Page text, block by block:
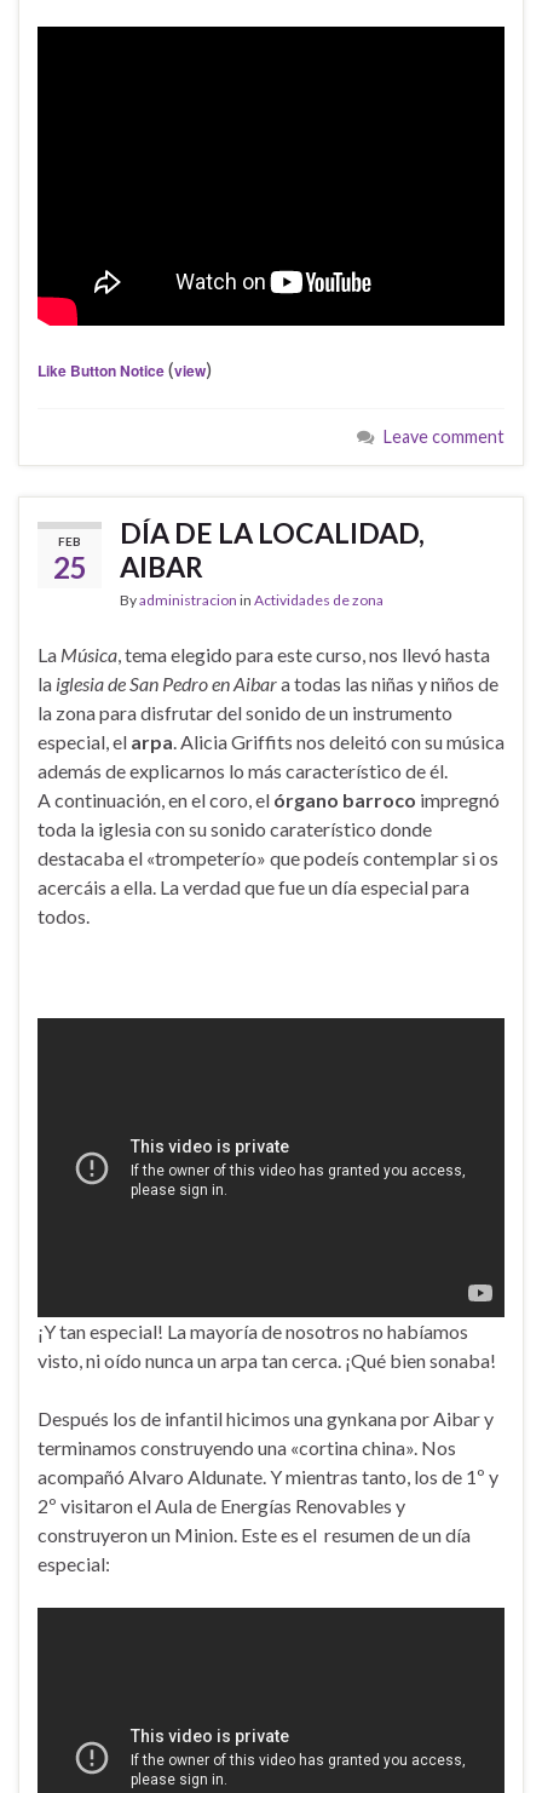
Like Button Notice(view)
Leave comment
FEB
25
DÍA DE LA LOCALIDAD,
AIBAR
Byadministracion in Actividades de zona
La Música, tema elegido para este curso, nos llevó hasta
la iglesia de San Pedro en Aibara todas las niñas y niños de
la zona para disfrutar del sonido de un instrumento
especial, el arpa. Alicia Griffits nos deleitó con su música
además de explicarnos lo más característico de él.
A continuación, en el coro, el órgano barroco impregnó
toda la iglesia con su sonido caraterístico donde
destacaba el «trompeterío» que podeís contemplar si os
acercáis a ella. La verdad que fue un día especial para
todos.
¡Y tan especial! La mayoría de nosotros no habíamos
visto, ni oído nunca un arpa tan cerca. ¡Qué bien sonaba!
Después los de infantil hicimos una gynkana por Aibar y
terminamos construyendo una «cortina china». Nos
acompañó Alvaro Aldunate. Y mientras tanto, los de 1º y
2º visitaron el Aula de Energías Renovables y
construyeron un Minion. Este es el resumen de un día
especial: